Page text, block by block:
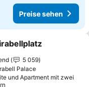
Preise sehen
hinzufügen
5 059
Palace
und Apartment mit zwei